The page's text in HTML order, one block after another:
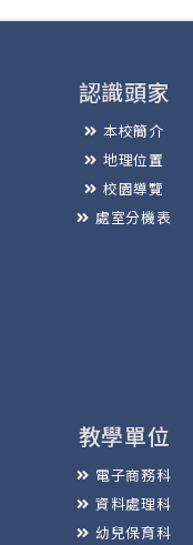
認識頭家
本校簡介
地理位置
校園導覽
處室分機表
教學單位
電子商務科
資料處理科
幼兒保育科